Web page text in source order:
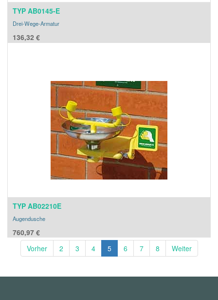
TYP AB0145-E
Drei-Wege-Armatur
136,32 €
TYP AB02210E
Augendusche
760,97 €
Vorher
2 3 4 5 6 7 8 Weiter